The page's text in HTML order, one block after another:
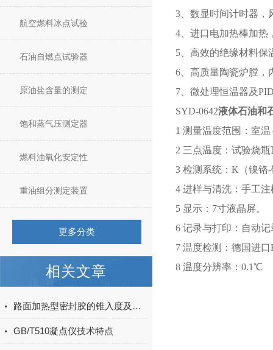
航空燃料冰点试验
石油自燃点试验器
原油盐含量的测定
饱和蒸气压测定器
燃料油氧化安定性
重油组分测定装置
更多分类
相关文章
路面加热型密封胶的锥入度及弹性恢复率测定的技术参数
GB/T510凝点仪技术特点
3、数显时间计时器，
4、进口电加热棒加热
5、高效的绝缘材料保
6、高质量陶瓷炉膛，
7、微处理恒温器及
SYD-0642液体石油和
1 测量温度范围：室
2 三点温度：试验烧
3 检测系统：K（镍铬
4 进样与清洗：手工注
5 显示：7寸液晶屏。
6 记录与打印：自动
7 温度检测：德国进
8 温度分辨率：0.1℃